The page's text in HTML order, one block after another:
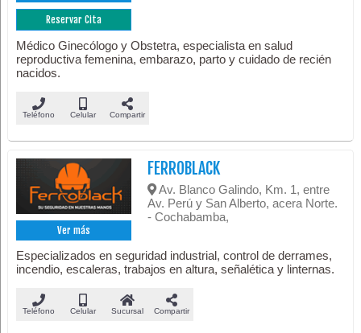
Reservar Cita
Médico Ginecólogo y Obstetra, especialista en salud
reproductiva femenina, embarazo, parto y cuidado de recién
nacidos.
Teléfono Celular Compartir
Ver más
FERROBLACK
Av. Blanco Galindo, Km. 1, entre
Av. Perú y San Alberto, acera Norte.
- Cochabamba,
Especializados en seguridad industrial, control de derrames,
incendio, escaleras, trabajos en altura, señalética y linternas.
Teléfono Celular Sucursal Compartir